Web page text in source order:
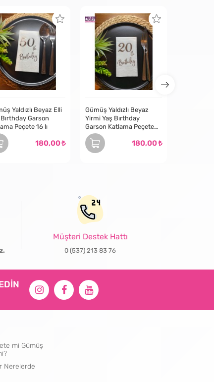
Yaldızlı Beyaz Elli
Garson
Peçete 16 lı
180,00
Gümüş Yaldızlı Beyaz
Yirmi Yaş Bırthday
Garson Katlama Peçete
16 lı
180,00
Müşteri Destek Hattı
0 (537) 213 83 76
mi Gümüş
Nerelerde